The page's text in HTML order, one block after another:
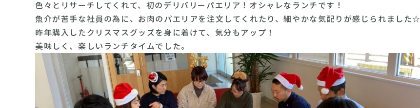
色々とリサーチしてくれて、初のデリバリーパエリア！オシャレなランチです！
魚介が苦手な社員の為に、お肉のパエリアを注文してくれたり、細やかな気配りが感じられました☆
昨年購入したクリスマスグッズを身に着けて、気分もアップ！
美味しく、楽しいランチタイムでした。